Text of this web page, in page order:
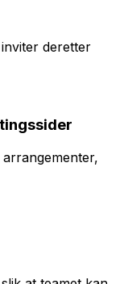
deretter